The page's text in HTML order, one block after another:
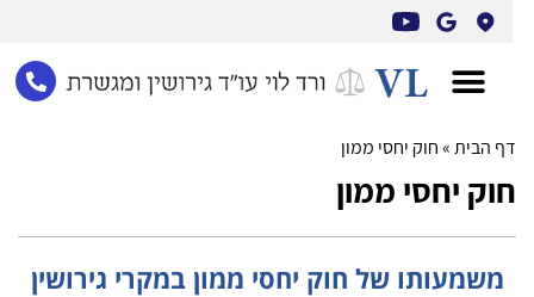
לתוכן
הבית»חוק יחסי ממון
יחסי ממון
משמעותו של חוק יחסי ממון במקרי גירושין